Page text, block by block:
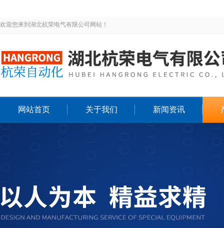
欢迎您来到湖北杭荣电气有限公司网站！
网站首页 关于我们 新闻资讯